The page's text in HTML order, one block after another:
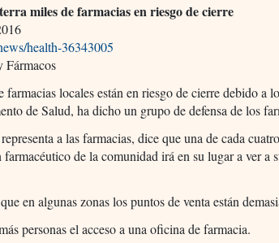
miles de farmacias en riesgo de cierre
health-36343005
Fármacos
locales están en riesgo de cierre debido a
de Salud, ha dicho un grupo de defensa de los
a las farmacias, dice que una de cada
farmacéutico de la comunidad irá en su lugar a ver a
en algunas zonas los puntos de venta están
personas el acceso a una oficina de farmacia.